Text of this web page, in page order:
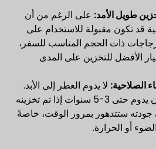
طويل الأمد: على الرغم من أن
قد تكون مقبولة للاستخدام على
ذات الحجم المناسب للسفر،
الأفضل للتخزين على المدى
الصلاحية: لا يدوم العطر إلى الأبد.
في حين أنه يمكن أن يدوم حتى 3-5 سنوات إذا تم تخزينه
ستتدهور بمرور الوقت، خاصةً
أو الحرارة.